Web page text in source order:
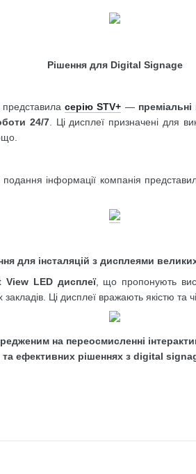
Рішення для Digital Signage
серію STV+ —
24/7. Ці дисплеї призначені для
інформації компанія
для інсталяцій з дисплеями
LED дисплеї, що пропонують
Ці дисплеї вражають якістю та
на переосмисленні
та ефективних рішеннях з digital